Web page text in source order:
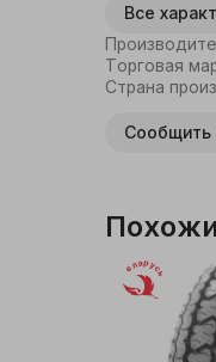
Все
Торговая
Страна
Сообщить
Беларусь